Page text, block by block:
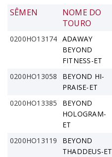
SÊMEN
NOME DO
TOURO
0200HO13174 ADAWAY
BEYOND
FITNESS-ET
0200HO13058
BEYOND HI-
PRAISE-ET
0200HO13385
BEYOND
HOLOGRAM-
ET
0200HO13119
BEYOND
THADDEUS-ET